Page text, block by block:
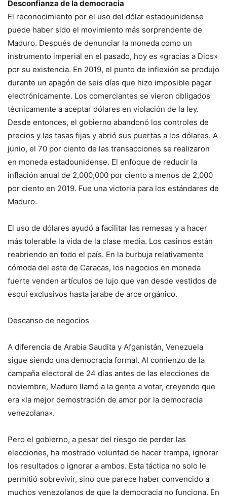
Desconfianza de la democracia
El reconocimiento por el uso del dólar estadounidense
puede haber sido el movimiento más sorprendente de
Maduro. Después de denunciar la moneda como un
instrumento imperial en el pasado, hoy es «gracias a Dios»
por su existencia. En 2019, el punto de inflexión se produjo
durante un apagón de seis días que hizo imposible pagar
electrónicamente. Los comerciantes se vieron obligados
técnicamente a aceptar dólares en violación de la ley.
Desde entonces, el gobierno abandonó los controles de
precios y las tasas fijas y abrió sus puertas a los dólares. A
junio, el 70 por ciento de las transacciones se realizaron
en moneda estadounidense. El enfoque de reducir la
inflación anual de 2,000,000 por ciento a menos de 2,000
por ciento en 2019. Fue una victoria para los estándares de
Maduro.
El uso de dólares ayudó a facilitar las remesas y a hacer
más tolerable la vida de la clase media. Los casinos están
reabriendo en todo el país. En la burbuja relativamente
cómoda del este de Caracas, los negocios en moneda
fuerte venden artículos de lujo que van desde vestidos de
esquí exclusivos hasta jarabe de arce orgánico.
Descanso de negocios
A diferencia de Arabia Saudita y Afganistán, Venezuela
sigue siendo una democracia formal. Al comienzo de la
campaña electoral de 24 días antes de las elecciones de
noviembre, Maduro llamó a la gente a votar, creyendo que
era «la mejor demostración de amor por la democracia
venezolana».
Pero el gobierno, a pesar del riesgo de perder las
elecciones, ha mostrado voluntad de hacer trampa, ignorar
los resultados o ignorar a ambos. Esta táctica no solo le
permitió sobrevivir, sino que parece haber convencido a
muchos venezolanos de que la democracia no funciona. En